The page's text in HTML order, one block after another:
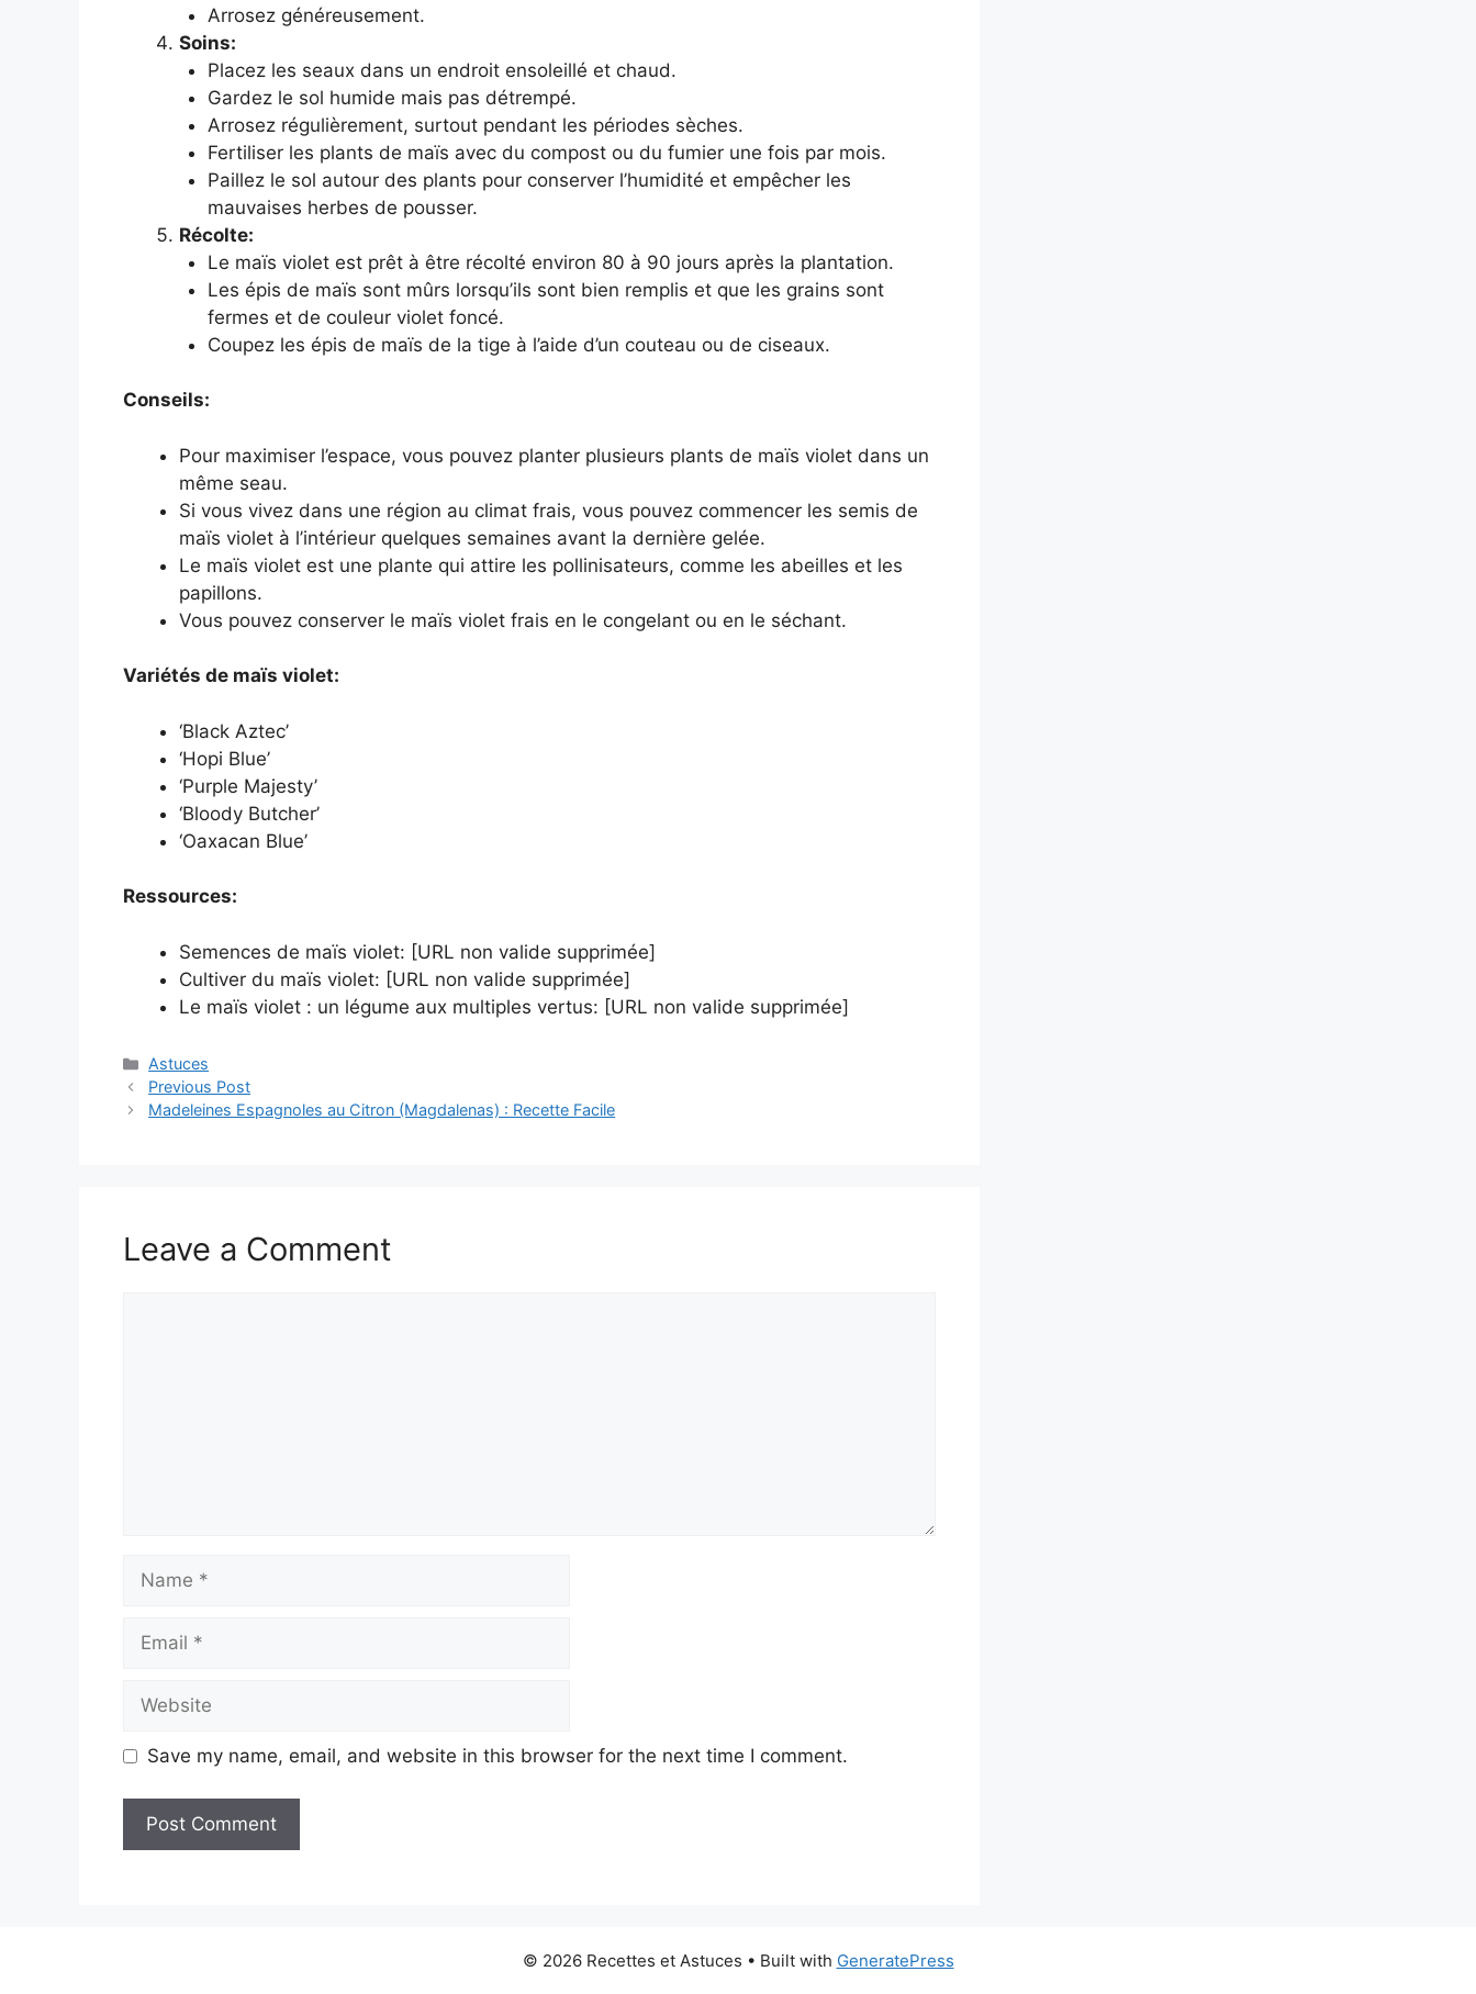
Arrosez généreusement.
Soins:
Placez les seaux dans un endroit ensoleillé et chaud.
Gardez le sol humide mais pas détrempé.
Arrosez régulièrement, surtout pendant les périodes sèches.
Fertiliser les plants de maïs avec du compost ou du fumier une fois par mois.
Paillez le sol autour des plants pour conserver l’humidité et empêcher les
mauvaises herbes de pousser.
Récolte:
Le maïs violet est prêt à être récolté environ 80 à 90 jours après la plantation.
Les épis de maïs sont mûrs lorsqu’ils sont bien remplis et que les grains sont
fermes et de couleur violet foncé.
Coupez les épis de maïs de la tige à l’aide d’un couteau ou de ciseaux.
Conseils:
Pour maximiser l’espace, vous pouvez planter plusieurs plants de maïs violet dans un
même seau.
Si vous vivez dans une région au climat frais, vous pouvez commencer les semis de
maïs violet à l’intérieur quelques semaines avant la dernière gelée.
Le maïs violet est une plante qui attire les pollinisateurs, comme les abeilles et les
papillons.
Vous pouvez conserver le maïs violet frais en le congelant ou en le séchant.
Variétés de maïs violet:
‘Black Aztec’
‘Hopi Blue’
‘Purple Majesty’
‘Bloody Butcher’
‘Oaxacan Blue’
Ressources:
Semences de maïs violet: [URL non valide supprimée]
Cultiver du maïs violet: [URL non valide supprimée]
Le maïs violet : un légume aux multiples vertus: [URL non valide supprimée]
Categories
Astuces
Previous Post
Madeleines Espagnoles au Citron (Magdalenas) : Recette Facile
Leave a Comment
Name
Email
Website
Save my name, email, and website in this browser for the next time I comment.
© 2026 Recettes et Astuces • Built with GeneratePress